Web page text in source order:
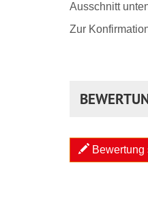
Ausschnitt
Zur
Bewertung